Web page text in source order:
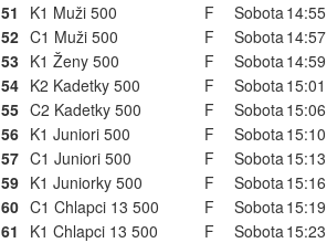
51
K1 Muži 500 F Sobota14:55
52 C1 Muži 500 F Sobota14:57
53 K1 Ženy 500 F Sobota14:59
54 K2 Kadetky 500 F Sobota15:01
55 C2 Kadetky 500 F Sobota15:06
56 K1 Juniori 500 F Sobota15:10
57 C1 Juniori 500 F Sobota15:13
59 K1 Juniorky 500 F Sobota15:16
60 C1 Chlapci 13 500 F Sobota15:19
61
K1 Chlapci 13 500 F Sobota15:23